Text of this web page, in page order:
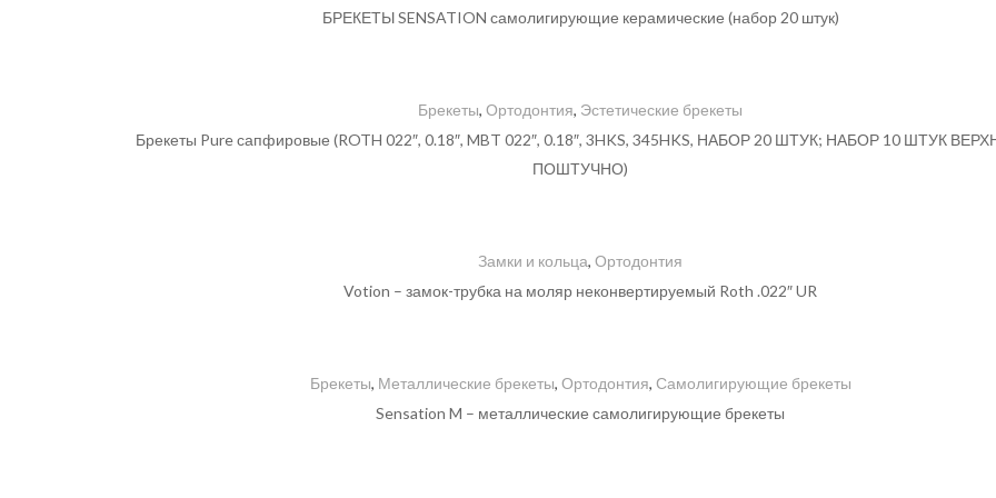
БРЕКЕТЫ SENSATION самолигирующие керамические (набор 20 штук)
Брекеты, Ортодонтия, Эстетические брекеты
Брекеты Pure сапфировые (ROTH 022″, 0.18″, MBT 022″, 0.18″, 3HKS, 345HKS, НАБОР 20 ШТУК; НАБОР 10 ШТУК
ПОШТУЧНО)
Замки и кольца, Ортодонтия
Votion – замок-трубка на моляр неконвертируемый Roth .022″ UR
Брекеты, Металлические брекеты, Ортодонтия, Самолигирующие брекеты
Sensation M – металлические самолигирующие брекеты